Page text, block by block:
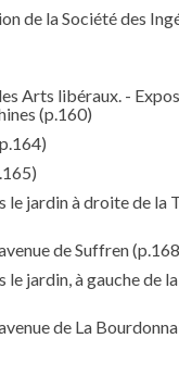
de la Société des
Arts libéraux. -
(p.160)
le jardin à droite de la
de Suffren
jardin, à gauche de
de La